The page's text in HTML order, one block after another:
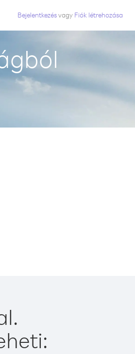
Bejelentkezésvagy Fiók létrehozása